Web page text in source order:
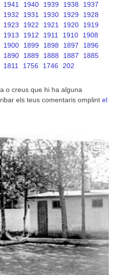
1941 1940 1939 1938
1937
1932 1931 1930 1929
1928
1923 1922 1921 1920
1919
1913 1912 1911 1910
1908
1900 1899 1898 1897
1896
1890 1889 1888 1887
1885
1811 1756 1746 202
o creus que hi ha alguna
els teus comentaris omplint el